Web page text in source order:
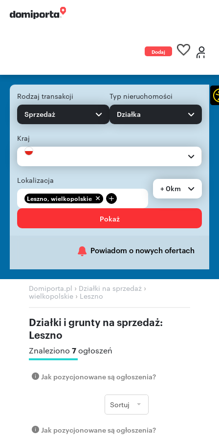
Dodaj
Rodzaj transakcji
Sprzedaż
Typ nieruchomości
Działka
Kraj
Lokalizacja
Leszno, wielkopolskie +
+ 0km
Pokaż
Powiadom o nowych ofertach
Domiporta.pl › Działki na sprzedaż ›
wielkopolskie › Leszno
Działki i grunty na sprzedaż:
Leszno
Znaleziono 7ogłoszeń
Jak pozycjonowane są ogłoszenia?
Sortuj
Jak pozycjonowane są ogłoszenia?